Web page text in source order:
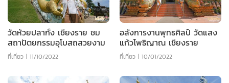
วัดห้วยปลากั้ง เชียงราย ชม
สถาปัตยกรรมอุโบสถสวยงาม
ที่เที่ยว | 11/10/2022
อลังการงานพุทธศิลป์ วัดแสง
แก้วโพธิญาณ เชียงราย
ที่เที่ยว | 10/01/2022